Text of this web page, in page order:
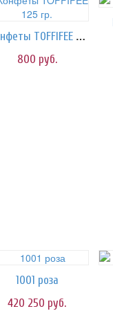
Конфеты TOFFIFEE 125 гр.
800 руб.
1001 роза
420 250 руб.